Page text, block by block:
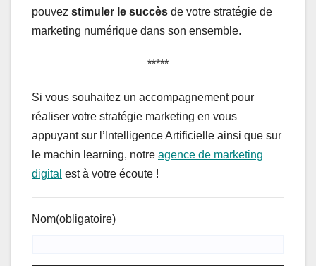
pouvez stimuler le succès de votre stratégie de
marketing numérique dans son ensemble.
*****
Si vous souhaitez un accompagnement pour
réaliser votre stratégie marketing en vous
appuyant sur l’Intelligence Artificielle ainsi que sur
le machin learning, notre agence de marketing
digital est à votre écoute !
Nom(obligatoire)